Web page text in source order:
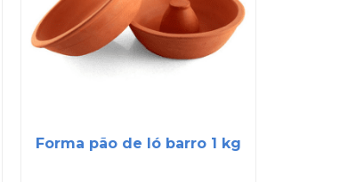
Forma pão de ló barro 1 kg